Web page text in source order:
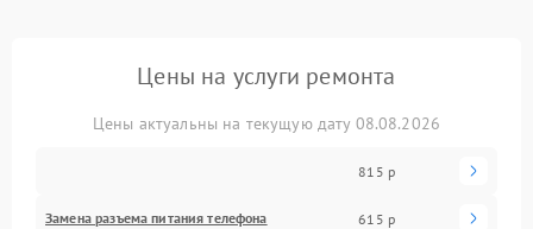
Цены на услуги ремонта
Цены актуальны на текущую дату 08.08.2026
815 р
Замена разъема питания телефона 615 р